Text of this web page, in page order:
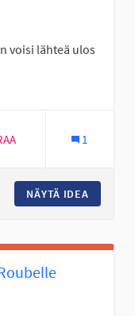
voisi lähteä ulos
1
NÄYTÄ IDEA